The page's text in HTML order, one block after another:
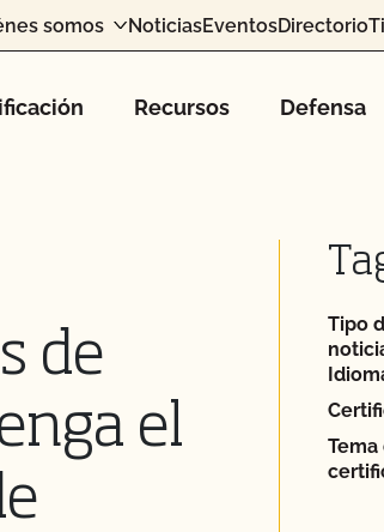
somos NoticiasEventosDirectorio
Recursos Defensa
de
el
Tipo
Tema